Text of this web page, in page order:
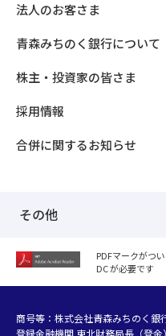
法人のお客さま
青森みちのく銀行について
株主・投資家の皆さま
採用情報
合併に関するお知らせ
その他
紛失した場合
個人データおよび法人情報に関す
PDFマークがつ
DC が必要です
商号等：株式会社青森みちの